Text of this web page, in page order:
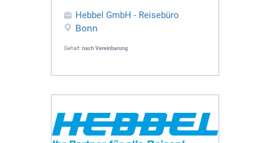
Hebbel GmbH - Reisebüro
Bonn
Gehalt: nach Vereinbarung